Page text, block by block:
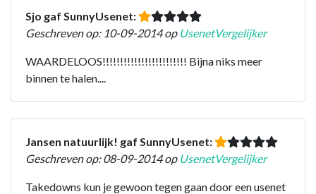
Sjo gaf SunnyUsenet:
Geschreven op: 10-09-2014 op UsenetVergelijker
WAARDELOOS!!!!!!!!!!!!!!!!!!!!!!!! Bijna niks meer
binnen te halen....
Jansen natuurlijk! gaf SunnyUsenet:
Geschreven op: 08-09-2014 op UsenetVergelijker
Takedowns kun je gewoon tegen gaan door een usenet